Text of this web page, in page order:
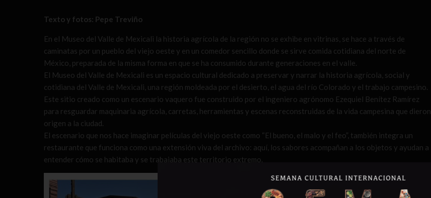
Texto y fotos: Pepe Treviño
En el Museo del Valle de Mexicali la historia agrícola de la región no se exhibe en vitrinas, se hace a través de
caminatas por un pueblo del viejo oeste y en un comedor sencillo donde se sirve comida cotidiana del norte de
México, preparada de la misma forma en que se ha consumido durante generaciones en el valle.
El Museo del Valle de Mexicali es un espacio cultural dedicado a preservar y narrar la historia agrícola, social y
cotidiana del Valle de Mexicali, una región moldeada por el desierto, el agua del río Colorado y el trabajo campesino.
Este sitio creado como un escenario vaquero fue construido por el ingeniero agrónomo Ezequiel Benítez Ramírez
para resguardar maquinaria agrícola, carretas, herramientas y escenas reconstruidas de la vida campesina que dieron
origen a la ciudad.
El escenario que nos hace imaginar películas del viejo oeste como “El bueno, el malo y el feo”, también integra un
restaurante que funciona como una extensión viva del archivo: aquí, los sabores acompañan a los objetos y ayudan a
entender cómo se habitaba y se trabajaba este territorio extremo.